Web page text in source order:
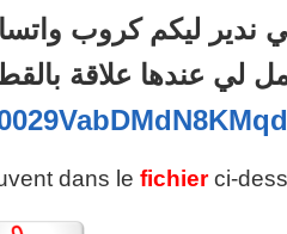
ندير ليكم كروب
لي عندها علاقة
dans le fichier ci-